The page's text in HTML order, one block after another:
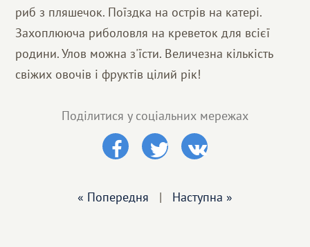
риб з пляшечок. Поїздка на острів на катері.
Захоплююча риболовля на креветок для всієї
родини. Улов можна з'їсти. Величезна кількість
свіжих овочів і фруктів цілий рік!
Поділитися у соціальних мережах
« Попередня | Наступна »